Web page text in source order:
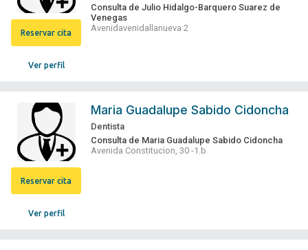
Ver perfil
Reservar cita
Consulta de Julio Hidalgo-Barquero Suarez de
Venegas
Avenidavenidallanueva 2
Ver perfil
Reservar cita
Maria Guadalupe Sabido Cidoncha
Dentista
Consulta de Maria Guadalupe Sabido Cidoncha
Avenida Constitucion, 30 -1.b